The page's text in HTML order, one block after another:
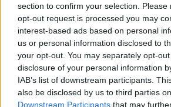
section to confirm your selection.
opt-out request is processed you may
interest-based ads based on personal
us or personal information disclosed to
your opt-out. You may separately opt-
disclosure of your personal information
IAB’s list of downstream participants.
also be disclosed by us to third parties
Downstream Participants that may
In conclusione
Affrontare il carico mentale è una
mamme conoscono bene. Ma
siamo sole in questo viaggio.
comunicare e accettare i nostri